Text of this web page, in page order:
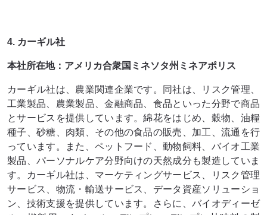
4. カーギル社
本社所在地：アメリカ合衆国ミネソタ州ミネアポリス
カーギル社は、農業関連企業です。同社は、リスク管理、
工業製品、農業製品、金融商品、食品といった分野で商品
とサービスを提供しています。綿花をはじめ、穀物、油糧
種子、砂糖、肉類、その他の食品の販売、加工、流通を行
っています。また、ペットフード、動物飼料、バイオ工業
製品、パーソナルケア分野向けの天然成分も製造していま
す。カーギル社は、マーケティングサービス、リスク管理
サービス、物流・輸送サービス、データ資産ソリューショ
ン、技術支援を提供しています。さらに、バイオディーゼ